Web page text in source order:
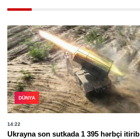
DÜNYA
14:22
Ukrayna son sutkada 1 395 hərbçi itirib